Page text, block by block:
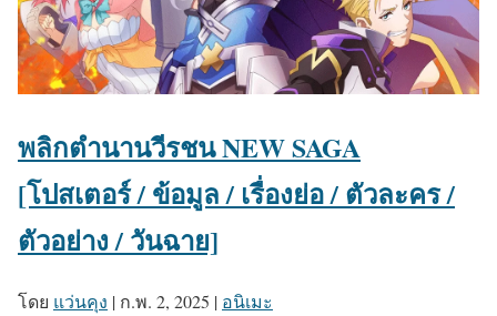
พลิกตำนานวีรชน NEW SAGA
[โปสเตอร์ / ข้อมูล / เรื่องย่อ / ตัวละคร /
ตัวอย่าง / วันฉาย]
โดย แว่นคุง | ก.พ. 2, 2025 | อนิเมะ